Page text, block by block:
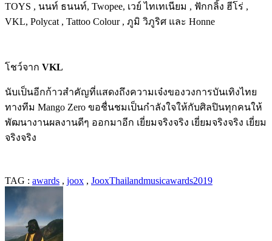
TOYS , นนท์ ธนนท์, Twopee, เวย์ ไทเทเนียม , ฟักกลิ้ง ฮีโร่ ,
VKL, Polycat , Tattoo Colour , ภูมิ วิภูริศ และ Honne
โชว์จาก VKL
นับเป็นอีกก้าวสำคัญที่แสดงถึงความเจ๋งของวงการบันเทิงไทย
ทางทีม Mango Zero ขอชื่นชมเป็นกำลังใจให้กับศิลปินทุกคนให้
พัฒนางานผลงานดีๆ ออกมาอีก เยี่ยมจริงจริง เยี่ยมจริงจริง เยี่ยม
จริงจริง
TAG : awards , joox , JooxThailandmusicawards2019